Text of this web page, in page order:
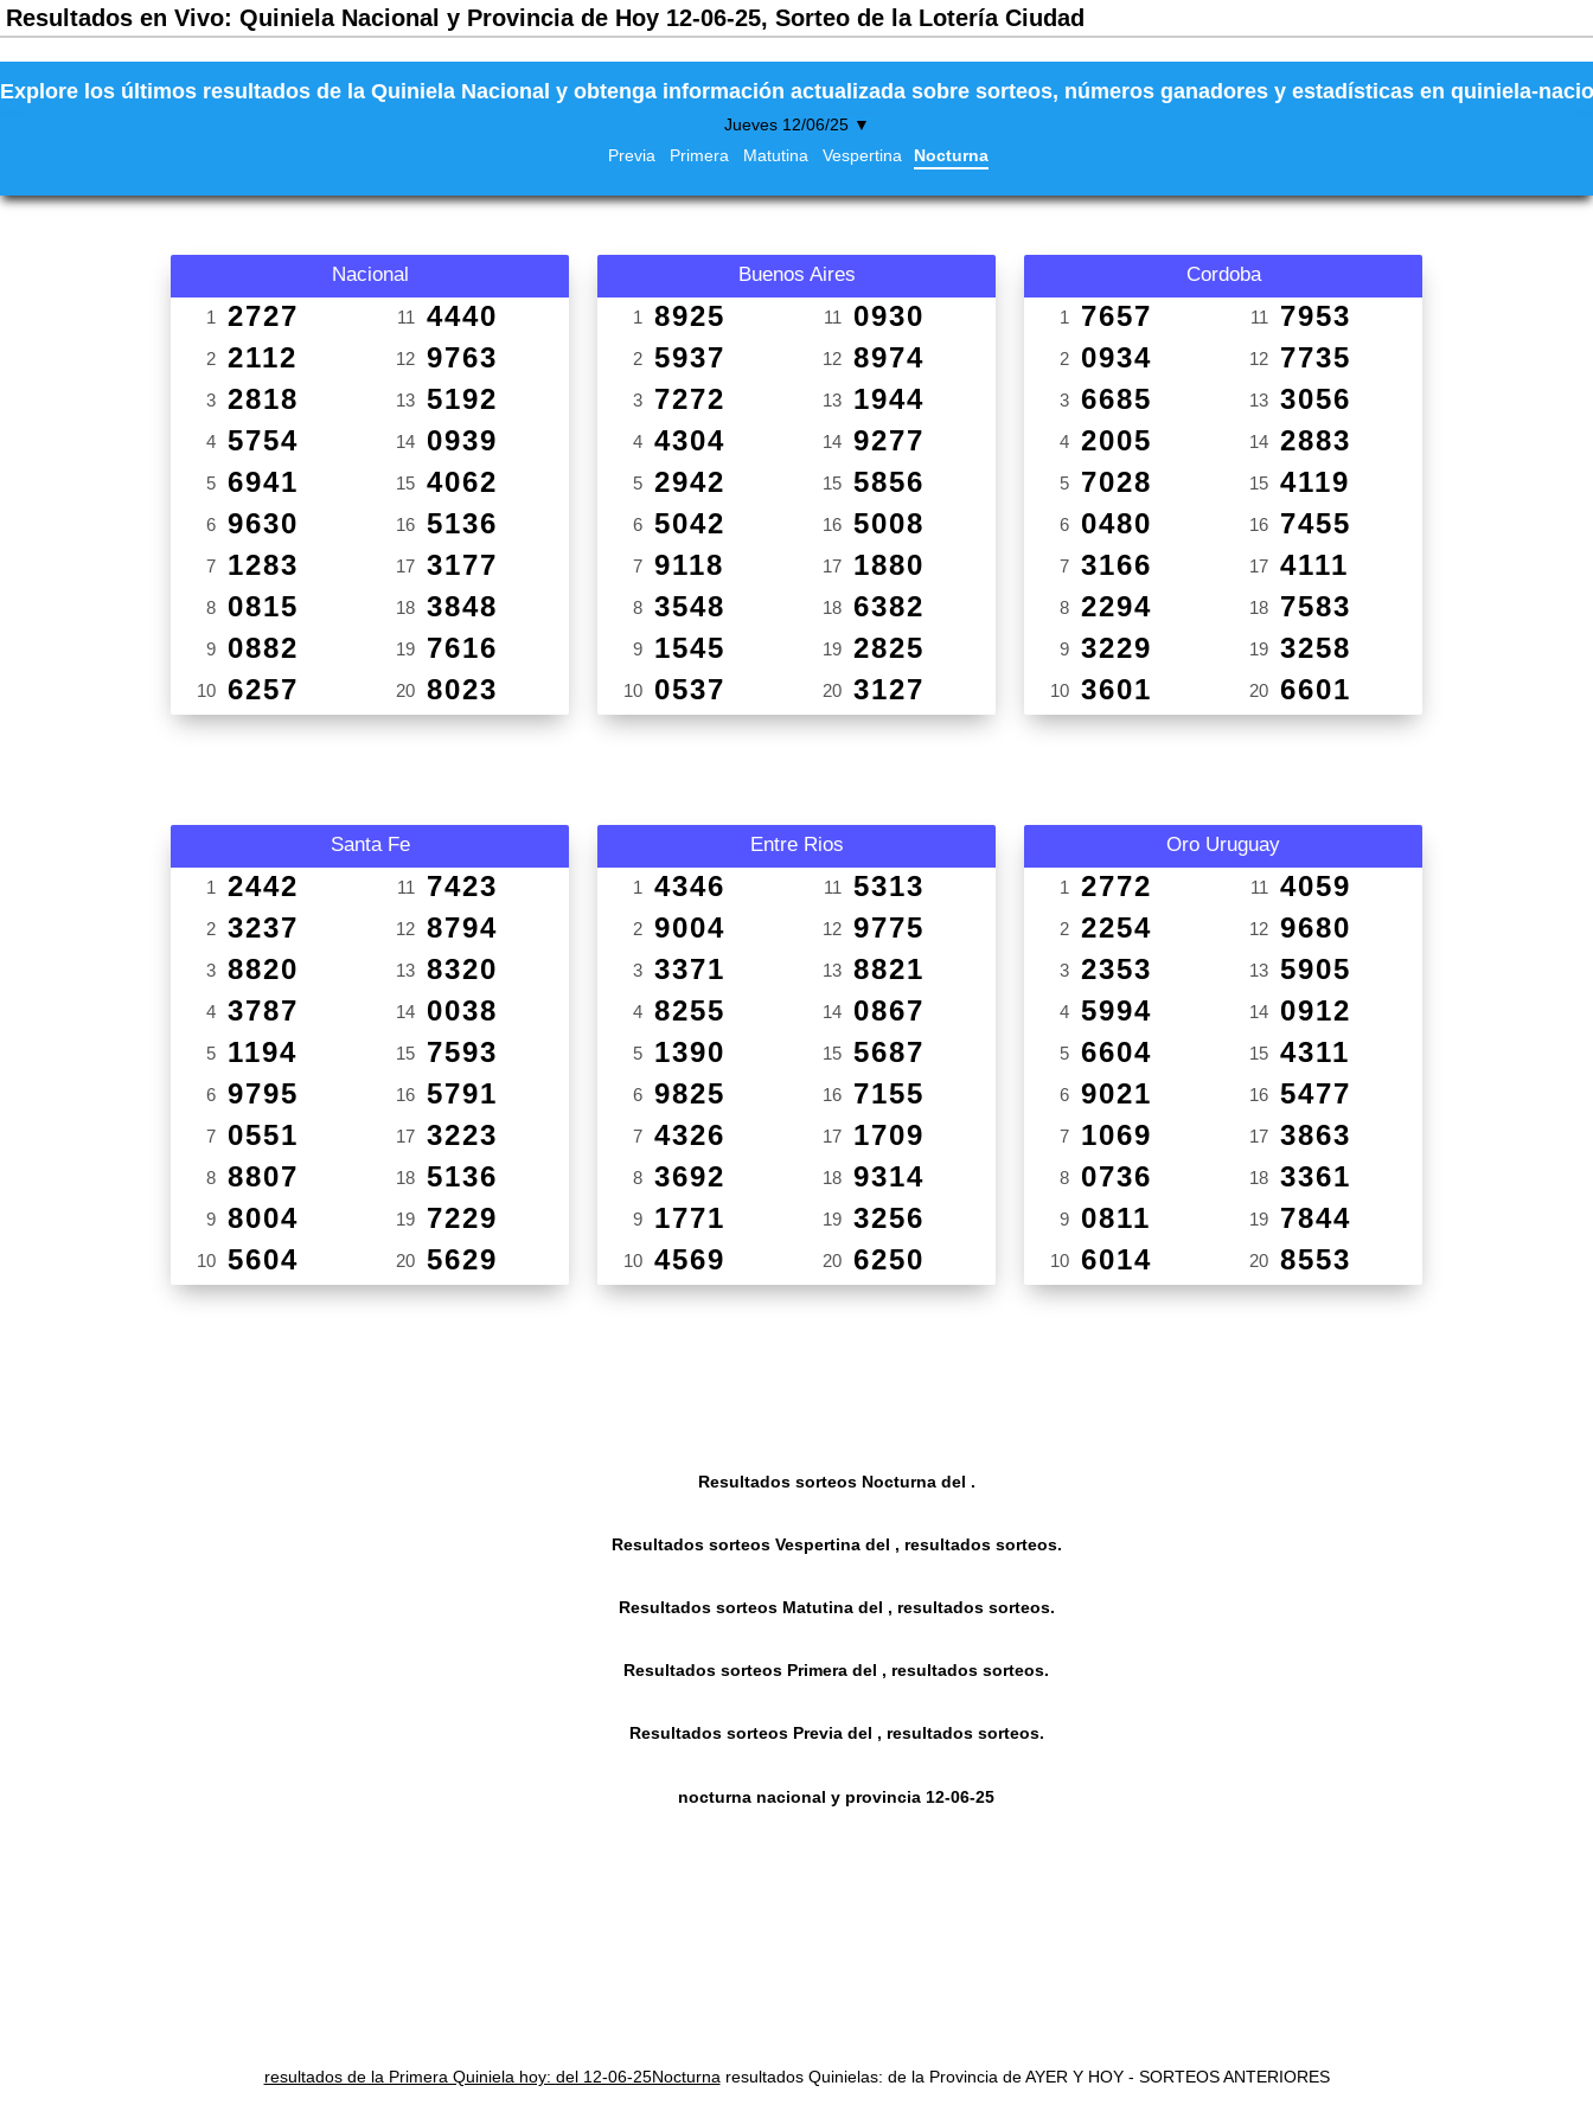
Resultados en Vivo: Quiniela Nacional y Provincia de Hoy 12-06-25, Sorteo de la Lotería Ciudad
Explore los últimos resultados de la Quiniela Nacional y obtenga información actualizada sobre sorteos, números ganadores y estadísticas en quiniela-
Jueves 12/06/25 ▼
Previa
Primera Matutina Vespertina Nocturna
Nacional
1 2727
2 2112
3 2818
4 5754
5 6941
6 9630
7 1283
8 0815
9 0882
10 6257
11 4440
12 9763
13 5192
14 0939
15 4062
16 5136
17 3177
18 3848
19 7616
20 8023
Buenos Aires
1 8925
2 5937
3 7272
4 4304
5 2942
6 5042
7 9118
8 3548
9 1545
10 0537
11 0930
12 8974
13 1944
14 9277
15 5856
16 5008
17 1880
18 6382
19 2825
20 3127
Cordoba
1 7657
2 0934
3 6685
4 2005
5 7028
6 0480
7 3166
8 2294
9 3229
10 3601
11 7953
12 7735
13 3056
14 2883
15 4119
16 7455
17 4111
18 7583
19 3258
20 6601
Santa Fe
1 2442
2 3237
3 8820
4 3787
5 1194
6 9795
7 0551
8 8807
9 8004
10 5604
11 7423
12 8794
13 8320
14 0038
15 7593
16 5791
17 3223
18 5136
19 7229
20 5629
Entre Rios
1 4346
2 9004
3 3371
4 8255
5 1390
6 9825
7 4326
8 3692
9 1771
10 4569
11 5313
12 9775
13 8821
14 0867
15 5687
16 7155
17 1709
18 9314
19 3256
20 6250
Oro Uruguay
1 2772
2 2254
3 2353
4 5994
5 6604
6 9021
7 1069
8 0736
9 0811
10 6014
11 4059
12 9680
13 5905
14 0912
15 4311
16 5477
17 3863
18 3361
19 7844
20 8553
Resultados sorteos Nocturna del .
Resultados sorteos Vespertina del , resultados sorteos.
Resultados sorteos Matutina del , resultados sorteos.
Resultados sorteos Primera del , resultados sorteos.
Resultados sorteos Previa del , resultados sorteos.
nocturna nacional y provincia 12-06-25
resultados de la Primera Quiniela hoy: del 12-06-25Nocturna resultados Quinielas: de la Provincia de AYER Y HOY - SORTEOS ANTERIORES